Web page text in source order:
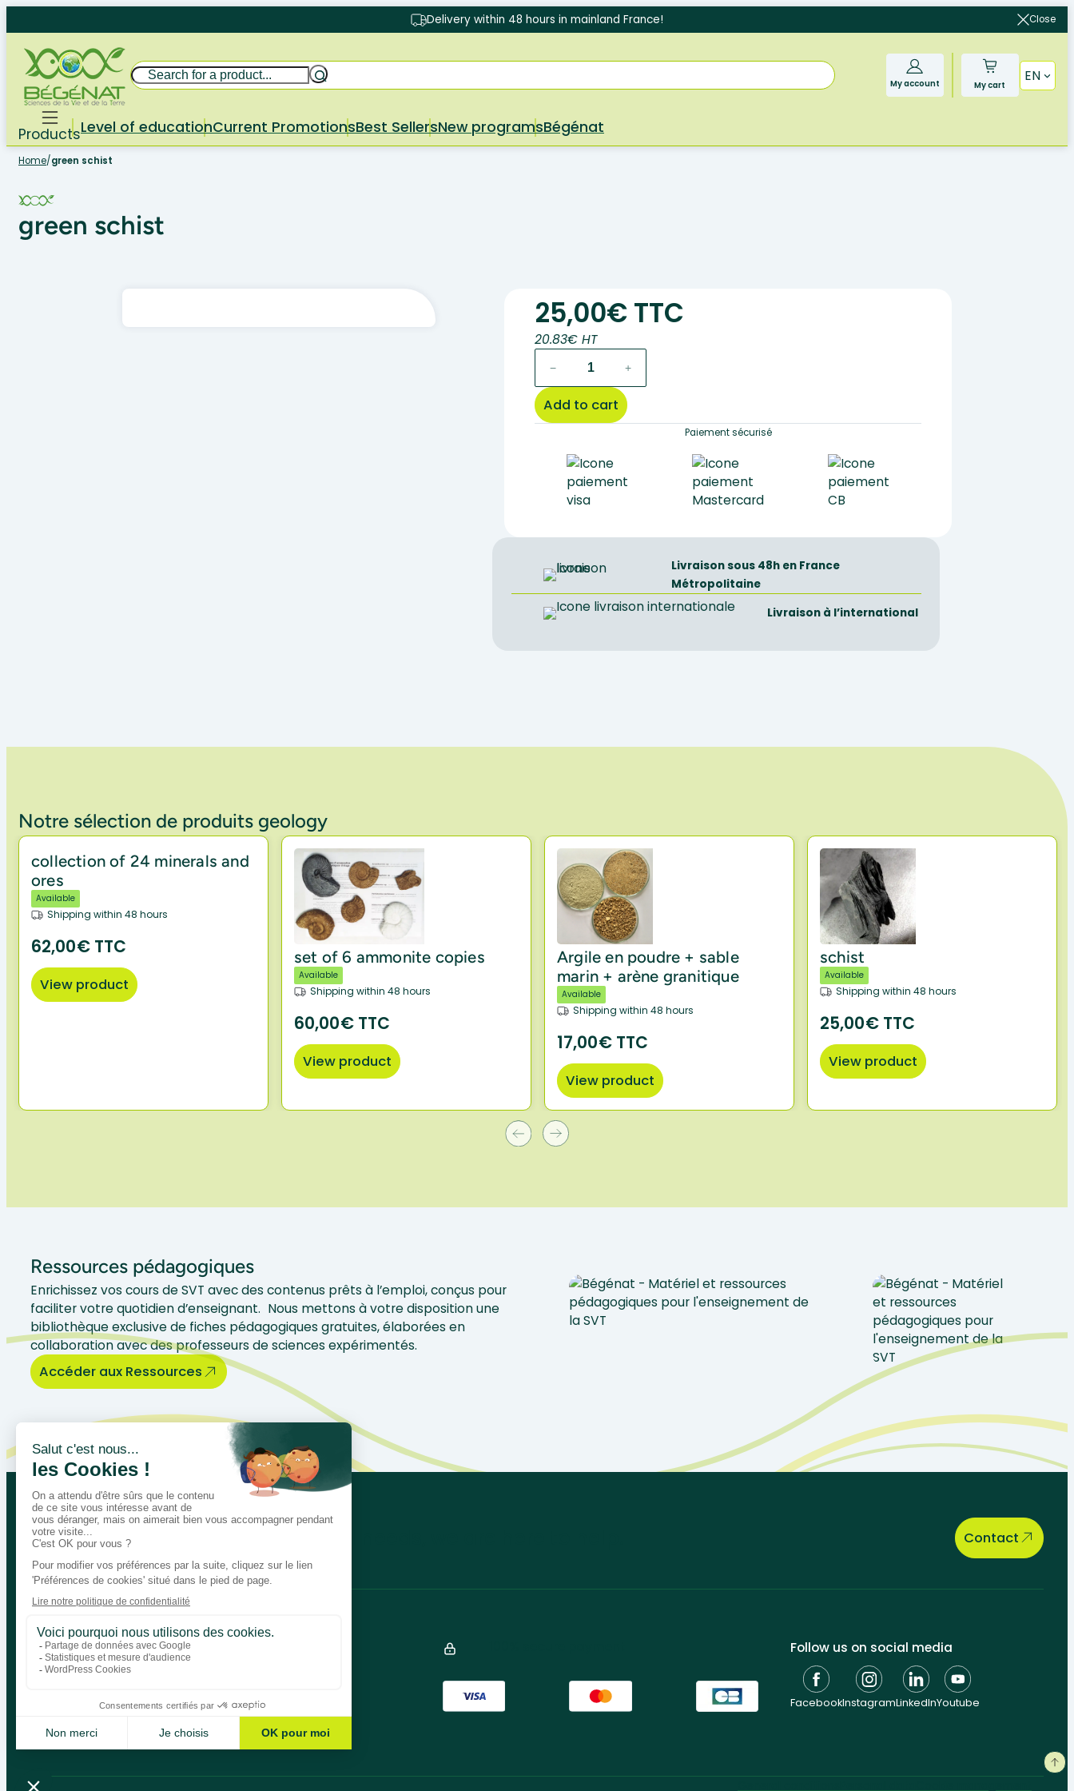
to
content
Close
Delivery within 48 hours in mainland France!
My account My cart
EN
Products
Search
Level of educationCurrent PromotionsBest SellersNew programsBégénat
Home/green schist
green schist
25,00€ TTC
20.83€ HT
quantity
− +
Add to cart
Paiement sécurisé
Livraison sous 48h en France
Métropolitaine
Livraison à l’international
Notre sélection de produits geology
collection of 24 minerals and
ores
Available
Shipping within 48 hours
62,00€ TTC
View product
set of 6 ammonite copies
Available
Shipping within 48 hours
60,00€ TTC
View product
Argile en poudre + sable
marin + arène granitique
Available
Shipping within 48 hours
17,00€ TTC
View product
schist
Available
Shipping within 48 hours
25,00€ TTC
View product
Ressources pédagogiques
Enrichissez vos cours de SVT avec des contenus prêts à l’emploi, conçus pour
faciliter votre quotidien d’enseignant. Nous mettons à votre disposition une
bibliothèque exclusive de fiches pédagogiques gratuites, élaborées en
collaboration avec des professeurs de sciences expérimentés.
Accéder aux Ressources
Let’s talk about your educational needs, we are here to help. Contact
Bégénat
Level of education
Return policy
Follow us on social media
FacebookInstagramLinkedInYoutube